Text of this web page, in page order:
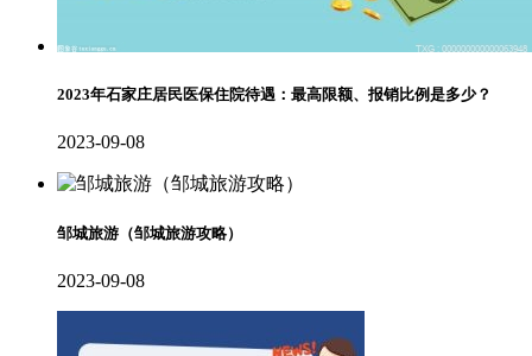
2023年石家庄居民医保住院待遇：最高限额、报销比例是多少？
2023-09-08
邹城旅游（邹城旅游攻略）
2023-09-08